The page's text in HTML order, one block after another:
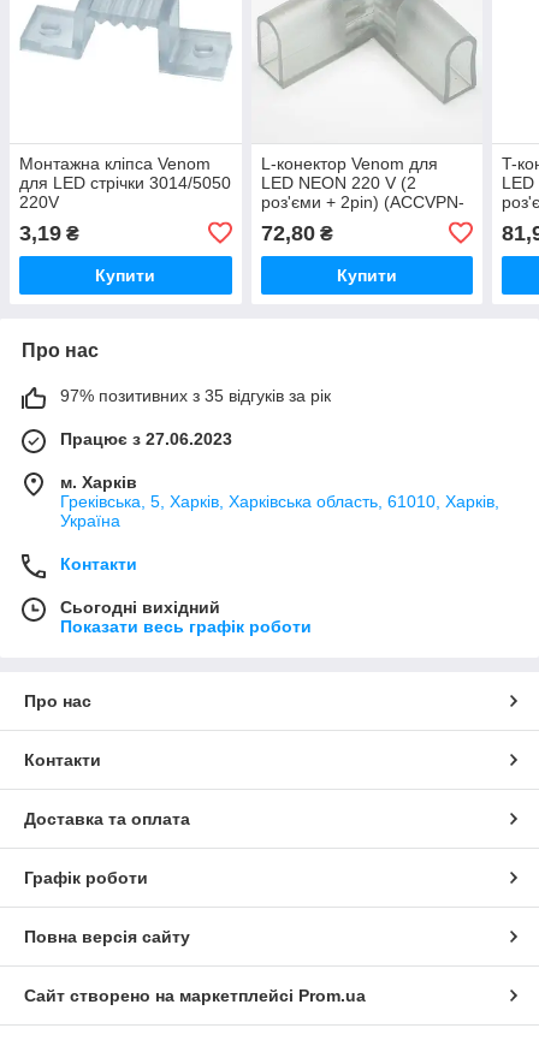
Монтажна кліпса Venom
для LED стрічки 3014/5050
220V
3,19 ₴
Купити
L-конектор Venom для
LED NEON 220 V (2
роз'єми + 2pin) (ACCVPN-
72,80₴
Купити
T-
Про нас
97% позитивних з 35 відгуків за рік
Працює з 27.06.2023
м. Харків
Греківська, 5, Харків, Харківська область, 61010, Харків,
Україна
Контакти
Сьогодні вихідний
Показати весь графік роботи
Про нас
Контакти
Доставка та оплата
Графік роботи
Повна версія сайту
Сайт створено на маркетплейсі Prom.ua